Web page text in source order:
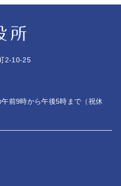
2-10-25
前9時から午後5時まで（祝休